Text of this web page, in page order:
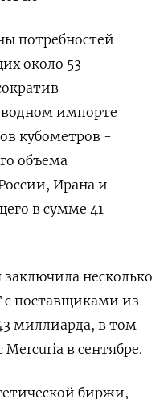
потребностей
около 53
импорте
кубометров -
объема
Ирана и
в сумме 41
заключила несколько
с поставщиками из
миллиарда, в том
в сентябре.
биржи,